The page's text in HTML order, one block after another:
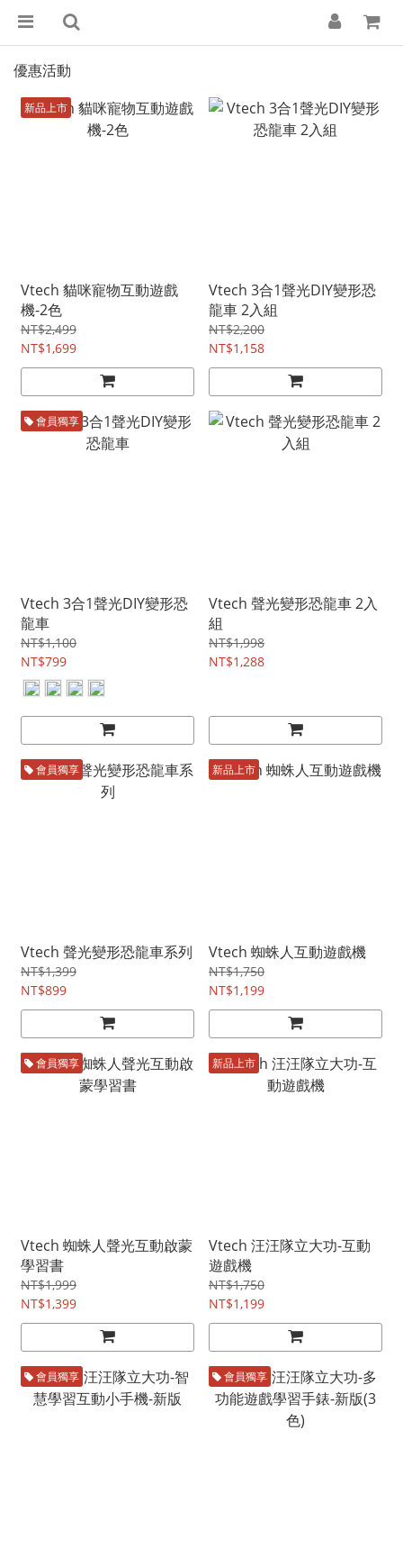
優惠活動
新品上市
Vtech 貓咪寵物互動遊戲
機-2色
NT$2,499
NT$1,699
Vtech 3合1聲光DIY變形恐
龍車 2入組
NT$2,200
NT$1,158
會員獨享
Vtech 3合1聲光DIY變形恐
龍車
NT$1,100
NT$799
Vtech 聲光變形恐龍車 2入
組
NT$1,998
NT$1,288
會員獨享
Vtech 聲光變形恐龍車系列
NT$1,399
NT$899
新品上市
Vtech 蜘蛛人互動遊戲機
NT$1,750
NT$1,199
會員獨享
Vtech 蜘蛛人聲光互動啟蒙
學習書
NT$1,999
NT$1,399
新品上市
Vtech 汪汪隊立大功-互動
遊戲機
NT$1,750
NT$1,199
會員獨享 會員獨享